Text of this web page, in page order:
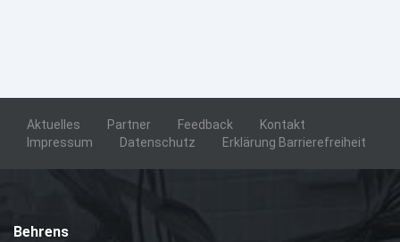
Aktuelles Partner Feedback
Kontakt
Impressum
Datenschutz Erklärung Barrierefreiheit
Behrens